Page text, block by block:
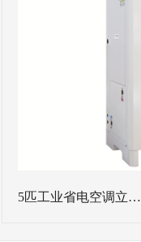
5匹工业省电空调立…